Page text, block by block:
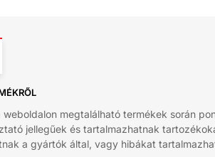
weboldalon megtalálható termékek során
jellegűek és tartalmazhatnak
a gyártók által, vagy hibákat